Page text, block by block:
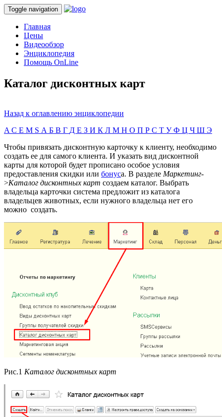
Toggle navigation
Главная
Цены
Видеообзор
Энциклопедия
Помощь OnLine
Каталог дисконтных карт
Назад к оглавлению энциклопедии
A C E M S А Б В Г Д Е З И К Л М Н О П Р С Т УФ Ц Ч Ш Э
Чтобы привязать дисконтную карточку к клиенту, необходимо
создать ее для самого клиента. И указать вид дисконтной
карты для которой будет прописано особое условия
предоставления скидки или бонуса. В разделе Маркетинг-
>Каталог дисконтных карт создаем каталог. Выбрать
владельца карточки система предложит из каталога
владельцев животных, если нужного владельца нет его
можно создать.
Рис.1 Каталог дисконтных карт